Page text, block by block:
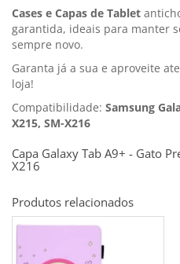
Cases e Capas de Tablet
garantida, ideais para manter
sempre novo.
Garanta já a sua e aproveite
loja!
Compatibilidade: Samsung
X215, SM-X216
Capa Galaxy Tab A9+ - Gato
X216
Produtos relacionados